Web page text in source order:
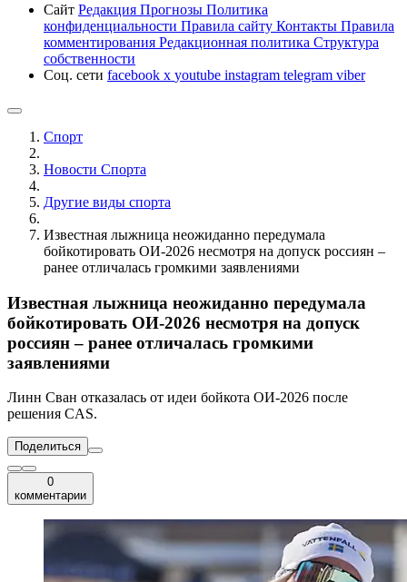
Сайт Редакция Прогнозы Политика
конфиденциальности Правила сайту Контакты Правила
комментирования Редакционная политика Структура
собственности
Соц. сети facebook x youtube instagram telegram viber
Спорт
Новости Cпорта
Другие виды спорта
Известная лыжница неожиданно передумала
бойкотировать ОИ-2026 несмотря на допуск россиян –
ранее отличалась громкими заявлениями
Известная лыжница неожиданно передумала
бойкотировать ОИ-2026 несмотря на допуск
россиян – ранее отличалась громкими
заявлениями
Линн Сван отказалась от идеи бойкота ОИ-2026 после
решения CAS.
Поделиться
0
комментарии